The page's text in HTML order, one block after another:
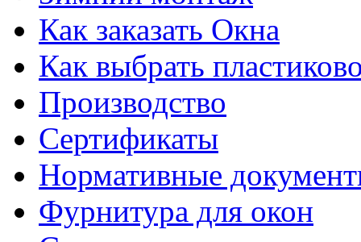
Как заказать Окна
Как выбрать
Производство
Сертификаты
Нормативные
Фурнитура для окон